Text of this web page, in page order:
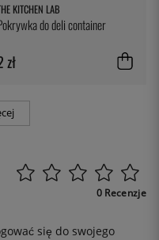
KITCHEN LAB
do deli container
zł
0 Recenzje
się do swojego